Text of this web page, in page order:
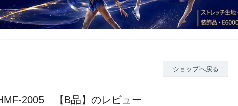
ショップへ戻る
2005 【B品】のレビュー